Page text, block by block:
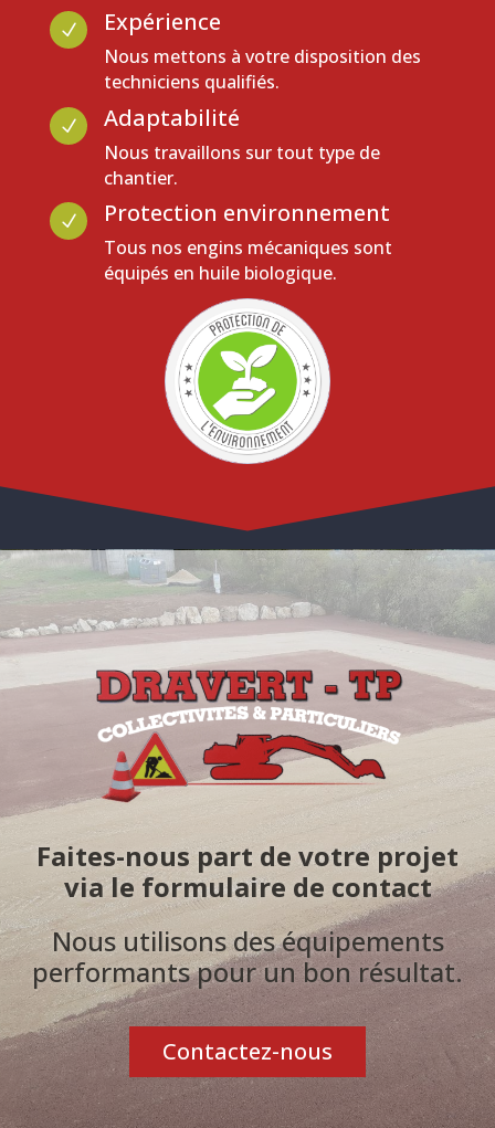
N Expérience
Nous mettons à votre disposition des
techniciens qualifiés.
N Adaptabilité
Nous travaillons sur tout type de
chantier.
N Protection environnement
Tous nos engins mécaniques sont
équipés en huile biologique.
Faites-nous part de votre projet
via le formulaire de contact
Nous utilisons des équipements
performants pour un bon résultat.
Contactez-nous